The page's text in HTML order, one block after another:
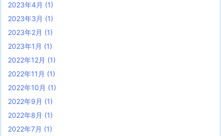
2023年4月 (1)
2023年3月 (1)
2023年2月 (1)
2023年1月 (1)
2022年12月 (1)
2022年11月 (1)
2022年10月 (1)
2022年9月 (1)
2022年8月 (1)
2022年7月 (1)